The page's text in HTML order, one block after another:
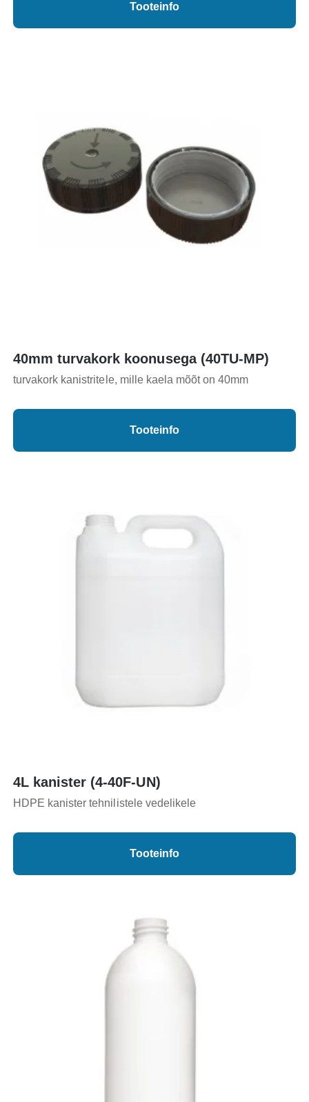
Tooteinfo
40mm turvakork koonusega (40TU-MP)
turvakork kanistritele, mille kaela mõõt on 40mm
Tooteinfo
4L kanister (4-40F-UN)
HDPE kanister tehnilistele vedelikele
Tooteinfo